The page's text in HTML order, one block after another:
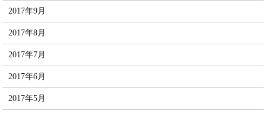
2017年9月
2017年8月
2017年7月
2017年6月
2017年5月